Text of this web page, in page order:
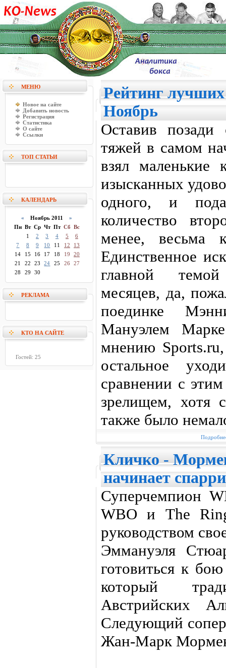
МЕНЮ
Новое на сайте
Добавить новость
Регистрация
Статистика
О сайте
Ссылки
ТОП СТАТЬИ
КАЛЕНДАРЬ
« Ноябрь 2011»
Пн Вт Ср Чт Пт Сб Вс
1
2 3 4 5
6
7
8 9 10 11 12
13
14
15 16 17 18 19
20
21
22 23 24 25 26 27
28
29 30
РЕКЛАМА
КТО НА САЙТЕ
Гостей: 25
Рейтинг
Ноябрь
Оставив позади
тяжей в самом
взял маленькие
изысканных
одного, и
количество
менее, весьма
Единственное
главной
месяцев, да,
поединке
Мануэлем
мнению
остальное
сравнении с
зрелищем, хотя
также было
Кличко -
начинает
Суперчемпион
WBO и The
руководством
Эммануэля
готовиться к
который
Австрийских
Следующий
Жан-Марк